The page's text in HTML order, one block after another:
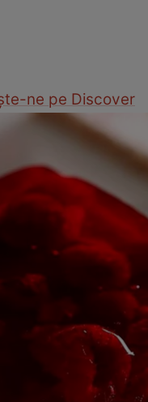
ne pe Discover